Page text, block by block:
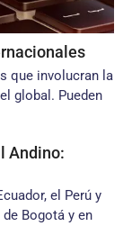
que involucran la
global. Pueden
Andino:
el Perú y
de Bogotá y en